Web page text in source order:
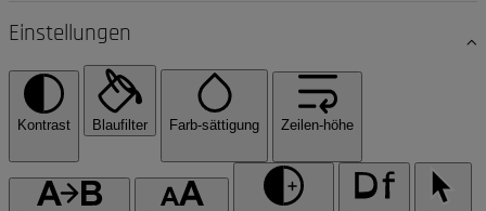
Einstellungen
Kontrast Blaufilter Farb-sättigung Zeilen-höhe